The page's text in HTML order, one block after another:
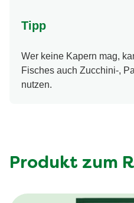
Tipp
Wer keine Kapern mag,
Fisches auch Zucchini-,
nutzen.
Produkt zum